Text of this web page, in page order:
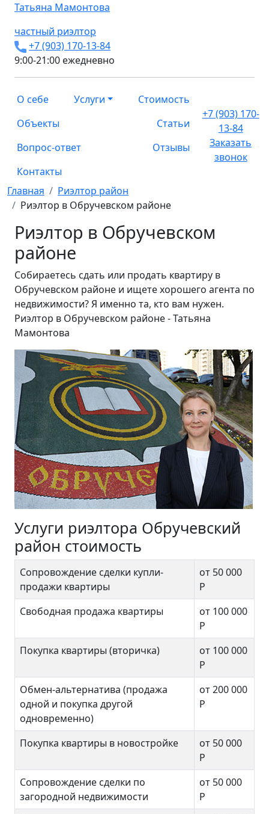
Татьяна Мамонтова
частный риэлтор
+7 (903) 170-13-84
9:00-21:00 ежедневно
О себе Услуги
Стоимость
Объекты
Статьи
Вопрос-ответ
Отзывы
Контакты
+7 (903) 170-
13-84
Заказать
звонок
Главная
Риэлтор район
Риэлтор в Обручевском районе
Риэлтор в Обручевском
районе
Собираетесь сдать или продать квартиру в
Обручевском районе и ищете хорошего агента по
недвижимости? Я именно та, кто вам нужен.
Риэлтор в Обручевском районе - Татьяна
Мамонтова
Услуги риэлтора Обручевский
район стоимость
Сопровождение сделки купли-
продажи квартиры
от 50 000
Р
Свободная продажа квартиры
от 100 000
Р
Покупка квартиры (вторичка)
от 100 000
Р
Обмен-альтернатива (продажа
одной и покупка другой
одновременно)
от 200 000
Р
Покупка квартиры в новостройке
от 50 000
Р
Сопровождение сделки по
загородной недвижимости
от 50 000
Р